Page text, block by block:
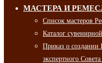
МАСТЕРА И
Список мастеров
Каталог
Приказ о создании
экспертного